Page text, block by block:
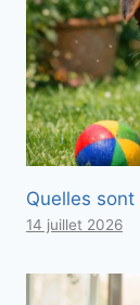
Quelles
14 juillet 2026